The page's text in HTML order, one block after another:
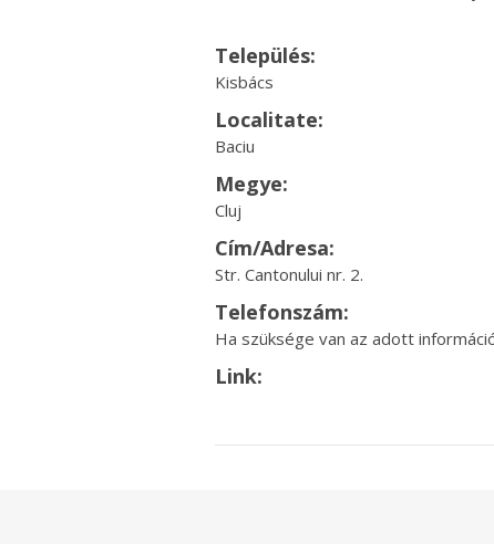
Település:
Kisbács
Localitate:
Baciu
Megye:
Cluj
Cím/Adresa:
Str. Cantonului nr. 2.
Telefonszám:
Ha szüksége van az adott
Link: